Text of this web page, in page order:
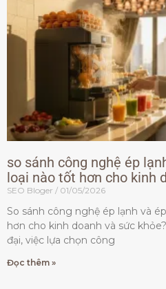
so sánh công nghệ ép
loại nào tốt hơn cho kinh
SEO Bloger 01/05/2026
So sánh công nghệ ép lạnh và
hơn cho kinh doanh và sức
đại, việc lựa chọn công
Đọc thêm »